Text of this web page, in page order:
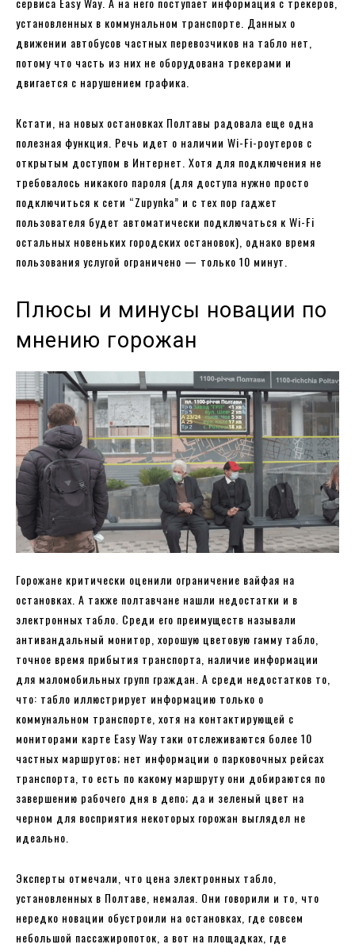
установленных в коммунальном транспорте. Данных о
движении автобусов частных перевозчиков на табло нет,
потому что часть из них не оборудована трекерами и
двигается с нарушением графика.
Кстати, на новых остановках Полтавы радовала еще одна
полезная функция. Речь идет о наличии Wi-Fi-роутеров с
открытым доступом в Интернет. Хотя для подключения не
требовалось никакого пароля (для доступа нужно просто
подключиться к сети “Zupynka” и с тех пор гаджет
пользователя будет автоматически подключаться к Wi-Fi
остальных новеньких городских остановок), однако время
пользования услугой ограничено — только 10 минут.
Плюсы и минусы новации по
мнению горожан
Горожане критически оценили ограничение вайфая на
остановках. А также полтавчане нашли недостатки и в
электронных табло. Среди его преимуществ называли
антивандальный монитор, хорошую цветовую гамму табло,
точное время прибытия транспорта, наличие информации
для маломобильных групп граждан. А среди недостатков то,
что: табло иллюстрирует информацию только о
коммунальном транспорте, хотя на контактирующей с
мониторами карте Easy Way таки отслеживаются более 10
частных маршрутов; нет информации о парковочных рейсах
транспорта, то есть по какому маршруту они добираются по
завершению рабочего дня в депо; да и зеленый цвет на
черном для восприятия некоторых горожан выглядел не
идеально.
Эксперты отмечали, что цена электронных табло,
установленных в Полтаве, немалая. Они говорили и то, что
нередко новации обустроили на остановках, где совсем
небольшой пассажиропоток, а вот на площадках, где